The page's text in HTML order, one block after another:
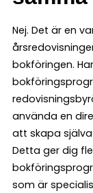
Nej. Det är en
bokföringen.
använda en
att skapa
Detta ger dig
som är